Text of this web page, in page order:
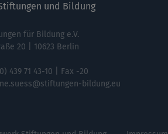
und Bildung
für Bildung e.V.
20 | 10623 Berlin
439 71 43-10 | Fax -20
bildung.eu